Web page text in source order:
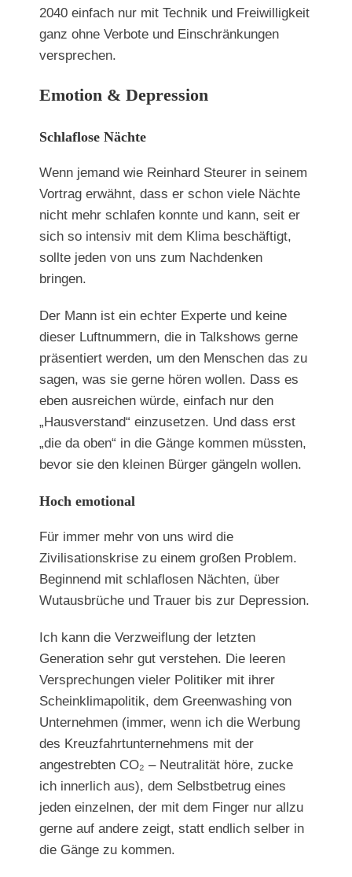
2040 einfach nur mit Technik und Freiwilligkeit
ganz ohne Verbote und Einschränkungen
versprechen.
Emotion & Depression
Schlaflose Nächte
Wenn jemand wie Reinhard Steurer in seinem
Vortrag erwähnt, dass er schon viele Nächte
nicht mehr schlafen konnte und kann, seit er
sich so intensiv mit dem Klima beschäftigt,
sollte jeden von uns zum Nachdenken
bringen.
Der Mann ist ein echter Experte und keine
dieser Luftnummern, die in Talkshows gerne
präsentiert werden, um den Menschen das zu
sagen, was sie gerne hören wollen. Dass es
eben ausreichen würde, einfach nur den
„Hausverstand“ einzusetzen. Und dass erst
„die da oben“ in die Gänge kommen müssten,
bevor sie den kleinen Bürger gängeln wollen.
Hoch emotional
Für immer mehr von uns wird die
Zivilisationskrise zu einem großen Problem.
Beginnend mit schlaflosen Nächten, über
Wutausbrüche und Trauer bis zur Depression.
Ich kann die Verzweiflung der letzten
Generation sehr gut verstehen. Die leeren
Versprechungen vieler Politiker mit ihrer
Scheinklimapolitik, dem Greenwashing von
Unternehmen (immer, wenn ich die Werbung
des Kreuzfahrtunternehmens mit der
angestrebten CO₂ – Neutralität höre, zucke
ich innerlich aus), dem Selbstbetrug eines
jeden einzelnen, der mit dem Finger nur allzu
gerne auf andere zeigt, statt endlich selber in
die Gänge zu kommen.